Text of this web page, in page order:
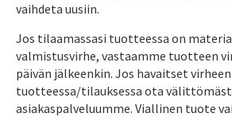
vaihdeta uusiin.
Jos tilaamassasi tuotteessa on
valmistusvirhe, vastaamme tuotteen
päivän jälkeenkin. Jos havaitset virheen
tuotteessa/tilauksessa ota
asiakaspalveluumme. Viallinen tuote